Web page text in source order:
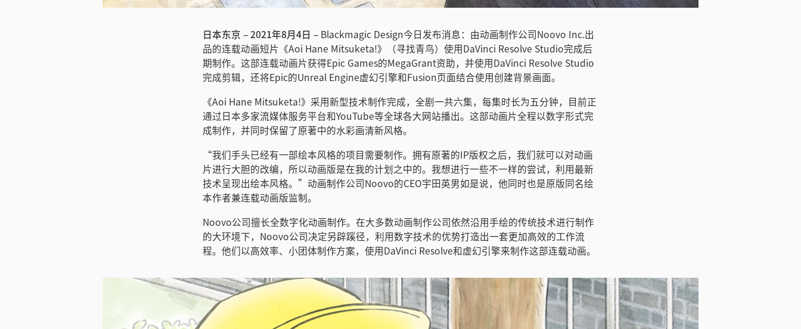
日本东京 – 2021年8月4日 – Blackmagic Design今日发布消息：由动画制作公司Noovo Inc.出
品的连载动画短片《Aoi Hane Mitsuketa!》（寻找青鸟）使用DaVinci Resolve Studio完成后
期制作。这部连载动画片获得Epic Games的MegaGrant资助，并使用DaVinci Resolve Studio
完成剪辑，还将Epic的Unreal Engine虚幻引擎和Fusion页面结合使用创建背景画面。
《Aoi Hane Mitsuketa!》采用新型技术制作完成，全剧一共六集，每集时长为五分钟，目前正
通过日本多家流媒体服务平台和YouTube等全球各大网站播出。这部动画片全程以数字形式完
成制作，并同时保留了原著中的水彩画清新风格。
“我们手头已经有一部绘本风格的项目需要制作。拥有原著的IP版权之后，我们就可以对动画
片进行大胆的改编，所以动画版是在我的计划之中的。我想进行一些不一样的尝试，利用最新
技术呈现出绘本风格。”动画制作公司Noovo的CEO宇田英男如是说，他同时也是原版同名绘
本作者兼连载动画版监制。
Noovo公司擅长全数字化动画制作。在大多数动画制作公司依然沿用手绘的传统技术进行制作
的大环境下，Noovo公司决定另辟蹊径，利用数字技术的优势打造出一套更加高效的工作流
程。他们以高效率、小团体制作方案，使用DaVinci Resolve和虚幻引擎来制作这部连载动画。